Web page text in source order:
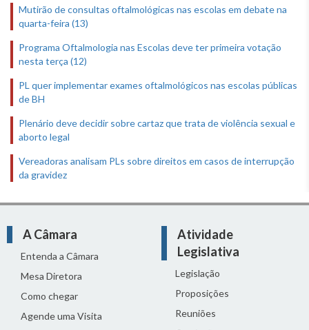
Mutirão de consultas oftalmológicas nas escolas em debate na
quarta-feira (13)
Programa Oftalmologia nas Escolas deve ter primeira votação
nesta terça (12)
PL quer implementar exames oftalmológicos nas escolas públicas
de BH
Plenário deve decidir sobre cartaz que trata de violência sexual e
aborto legal
Vereadoras analisam PLs sobre direitos em casos de interrupção
da gravidez
A Câmara
Entenda a Câmara
Mesa Diretora
Como chegar
Agende uma Visita
Atividade
Legislativa
Legislação
Proposições
Reuniões